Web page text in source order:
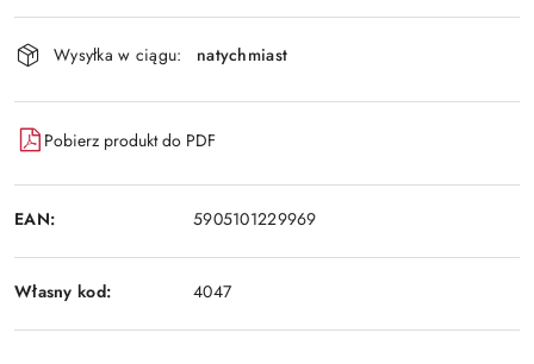
Wyślij
dostawa
Wysyłka w ciągu: natychmiast
Pobierz produkt do PDF
EAN: 5905101229969
Własny kod: 4047